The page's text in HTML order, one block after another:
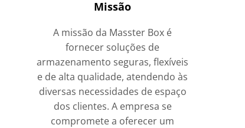
Missão
A missão da Masster Box é
fornecer soluções de
armazenamento seguras, flexíveis
e de alta qualidade, atendendo às
diversas necessidades de espaço
dos clientes. A empresa se
compromete a oferecer um